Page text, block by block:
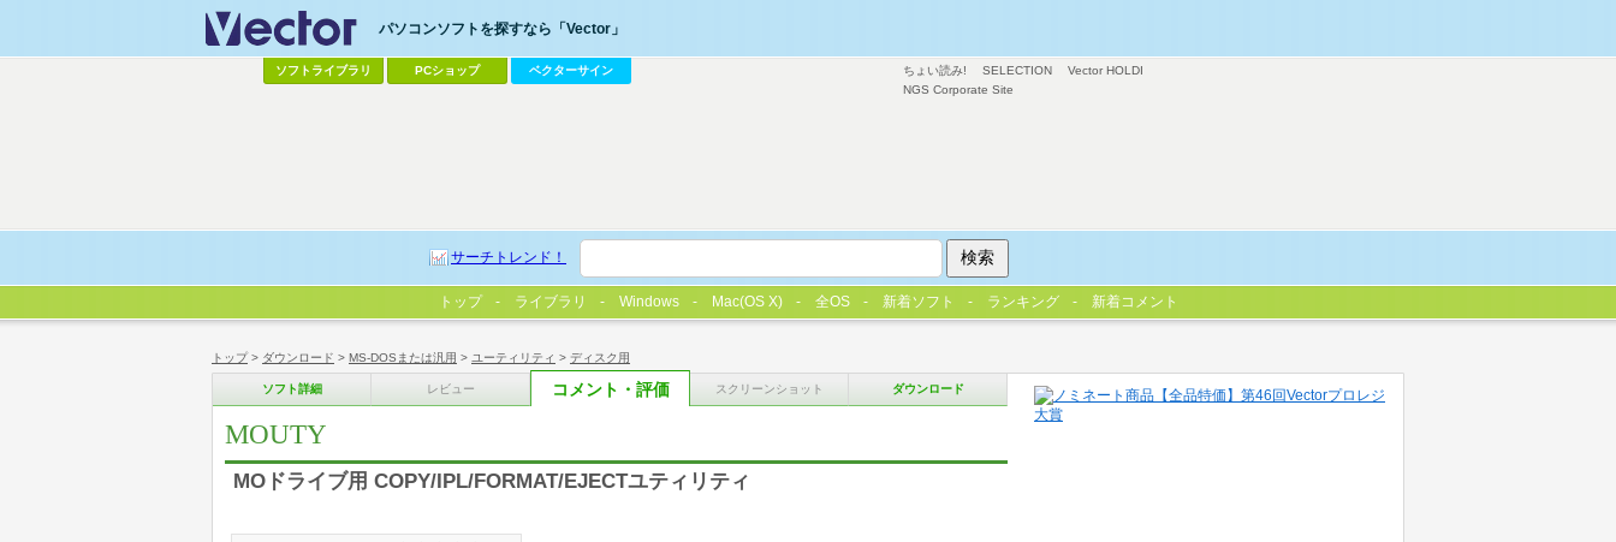
トップ> ダウンロード > MS-DOSまたは汎用 > ユーティリティ > ディスク用
ソフト詳細 レビュー コメント・評価 スクリーンショット ダウンロード
MOUTY
MOドライブ用 COPY/IPL/FORMAT/EJECTユティリティ
ちょい読み! SELECTION
Vector HOLDI
NGS Corporate Site
パソコンソフトを探すなら「Vector」
ソフトライブラリ PCショップ ベクターサイン
サーチトレンド！
トップ ライブラリ Windows Mac(OS X) 全OS 新着ソフト ランキング 新着コメント